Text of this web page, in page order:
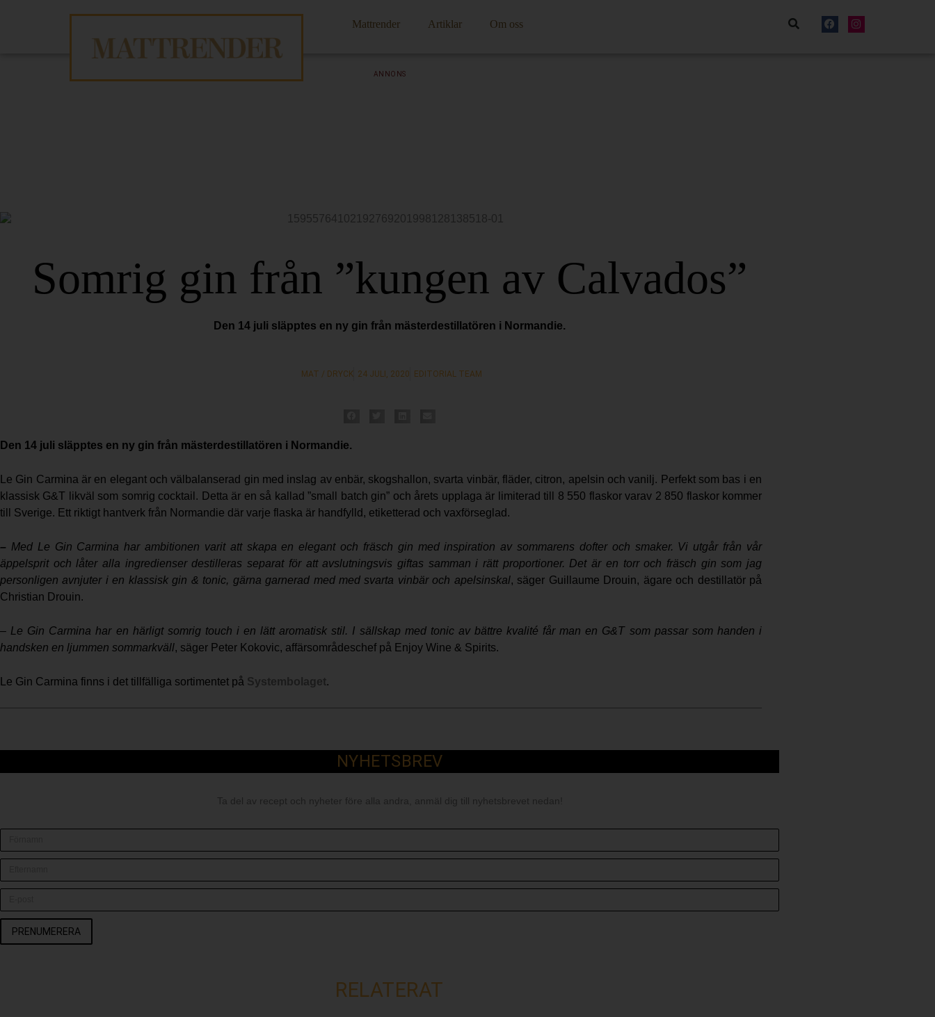
Mattrender Artiklar Om oss
ANNONS
Somrig gin från ”kungen av Calvados”
Den 14 juli släpptes en ny gin från mästerdestillatören i Normandie.
MAT / DRYCK 24 JULI, 2020 EDITORIAL TEAM
Den 14 juli släpptes en ny gin från mästerdestillatören i Normandie.
Le Gin Carmina är en elegant och välbalanserad gin med inslag av enbär, skogshallon, svarta vinbär, fläder, citron, apelsin och vanilj. Perfekt som bas i en
klassisk G&T likväl som somrig cocktail. Detta är en så kallad ”small batch gin” och årets upplaga är limiterad till 8 550 flaskor varav 2 850 flaskor kommer
till Sverige. Ett riktigt hantverk från Normandie där varje flaska är handfylld, etiketterad och vaxförseglad.
– Med Le Gin Carmina har ambitionen varit att skapa en elegant och fräsch gin med inspiration av sommarens dofter och smaker. Vi utgår från vår
äppelsprit och låter alla ingredienser destilleras separat för att avslutningsvis giftas samman i rätt proportioner. Det är en torr och fräsch gin som jag
personligen avnjuter i en klassisk gin & tonic, gärna garnerad med med svarta vinbär och apelsinskal, säger Guillaume Drouin, ägare och destillatör på
Christian Drouin.
– Le Gin Carmina har en härligt somrig touch i en lätt aromatisk stil. I sällskap med tonic av bättre kvalité får man en G&T som passar som handen i
handsken en ljummen sommarkväll, säger Peter Kokovic, affärsområdeschef på Enjoy Wine & Spirits.
Le Gin Carmina finns i det tillfälliga sortimentet på Systembolaget.
NYHETSBREV
Ta del av recept och nyheter före alla andra, anmäl dig till nyhetsbrevet nedan!
PRENUMERERA
RELATERAT